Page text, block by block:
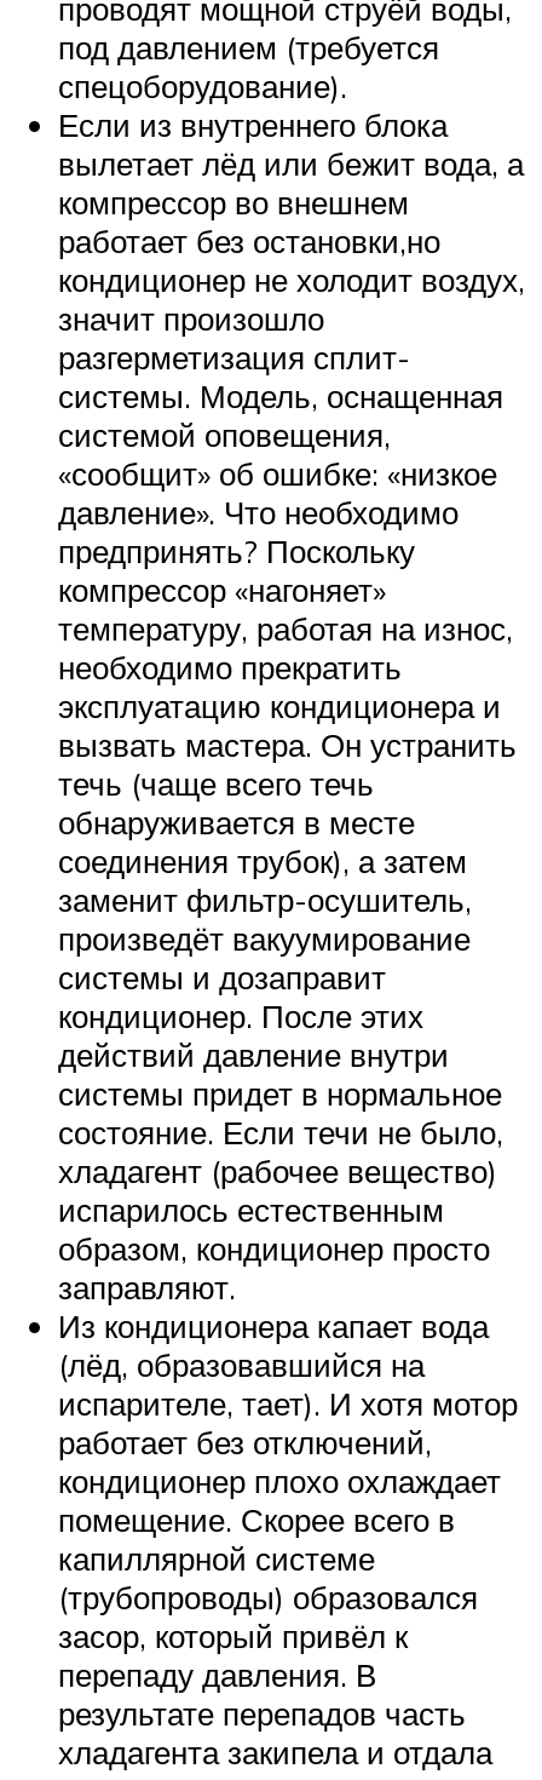
проводят мощной струёй воды,
под давлением (требуется
спецоборудование).
Если из внутреннего блока
вылетает лёд или бежит вода, а
компрессор во внешнем
работает без остановки,но
кондиционер не холодит воздух,
значит произошло
разгерметизация сплит-
системы. Модель, оснащенная
системой оповещения,
«сообщит» об ошибке: «низкое
давление». Что необходимо
предпринять? Поскольку
компрессор «нагоняет»
температуру, работая на износ,
необходимо прекратить
эксплуатацию кондиционера и
вызвать мастера. Он устранить
течь (чаще всего течь
обнаруживается в месте
соединения трубок), а затем
заменит фильтр-осушитель,
произведёт вакуумирование
системы и дозаправит
кондиционер. После этих
действий давление внутри
системы придет в нормальное
состояние. Если течи не было,
хладагент (рабочее вещество)
испарилось естественным
образом, кондиционер просто
заправляют.
Из кондиционера капает вода
(лёд, образовавшийся на
испарителе, тает). И хотя мотор
работает без отключений,
кондиционер плохо охлаждает
помещение. Скорее всего в
капиллярной системе
(трубопроводы) образовался
засор, который привёл к
перепаду давления. В
результате перепадов часть
хладагента закипела и отдала